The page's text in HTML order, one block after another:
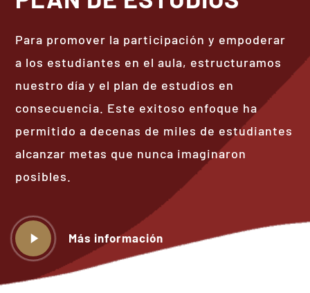
Para promover la participación y empoderar
a los estudiantes en el aula, estructuramos
nuestro día y el plan de estudios en
consecuencia. Este exitoso enfoque ha
permitido a decenas de miles de estudiantes
alcanzar metas que nunca imaginaron
posibles.
Reproducir
video
Más información